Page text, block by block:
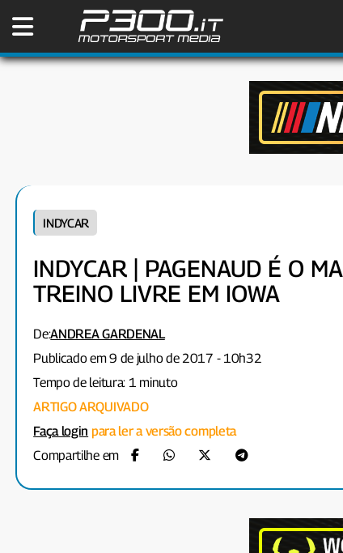
INDYCAR
INDYCAR | PAGENAUD É O
TREINO LIVRE EM IOWA
De:ANDREA GARDENAL
Publicado em 9 de julho de 2017 - 10h32
Tempo de leitura: 1 minuto
ARTIGO ARQUIVADO
Faça login para ler a versão completa
Compartilhe em